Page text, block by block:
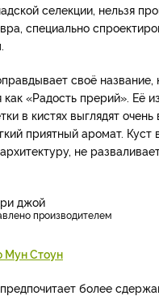
селекции, нельзя
специально
своё название,
как «Радость прерий». Её
в кистях выглядят
приятный аромат. Куст
не
производителем
Стоун
более